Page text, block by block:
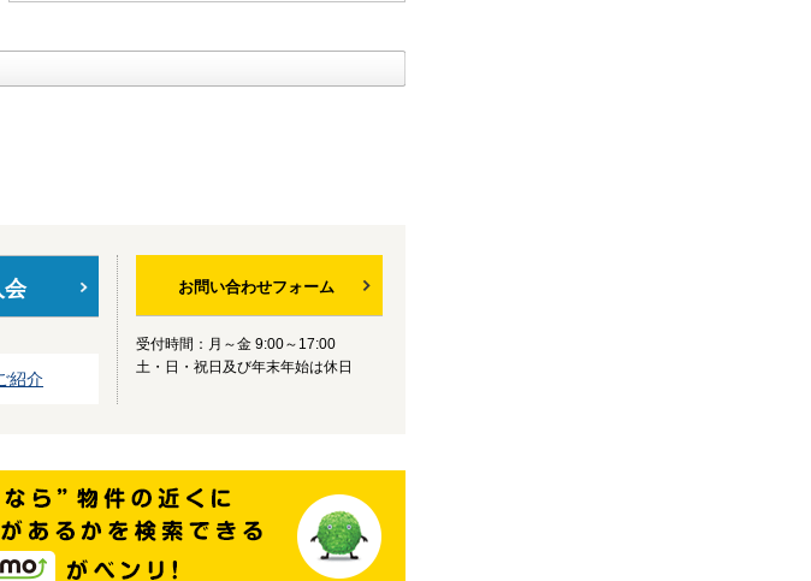
会
紹介
お問い合わせフォーム
受付時間：月～金 9:00～17:00
土・日・祝日及び年末年始は休日